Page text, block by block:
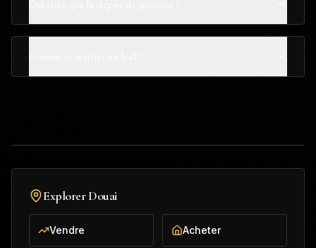
ExplorerDouai
Vendre Acheter